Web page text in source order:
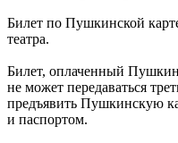
Билет по Пушкинской
театра.
Билет, оплаченный
не может передаваться
предъявить Пушкинскую
и паспортом.